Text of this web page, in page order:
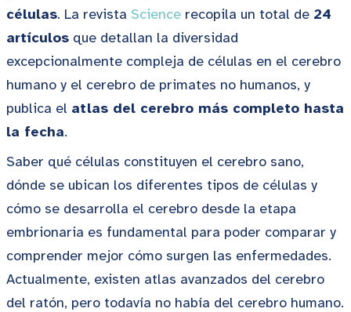
células. La revista Science recopila un total de 24
artículos que detallan la diversidad
excepcionalmente compleja de células en el cerebro
humano y el cerebro de primates no humanos, y
publica el atlas del cerebro más completo hasta
la fecha.
Saber qué células constituyen el cerebro sano,
dónde se ubican los diferentes tipos de células y
cómo se desarrolla el cerebro desde la etapa
embrionaria es fundamental para poder comparar y
comprender mejor cómo surgen las enfermedades.
Actualmente, existen atlas avanzados del cerebro
del ratón, pero todavía no había del cerebro humano.